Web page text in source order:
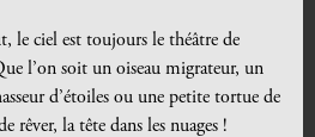
le ciel est toujours le théâtre de
l’on soit un oiseau migrateur, un
d’étoiles ou une petite tortue de
rêver, la tête dans les nuages !